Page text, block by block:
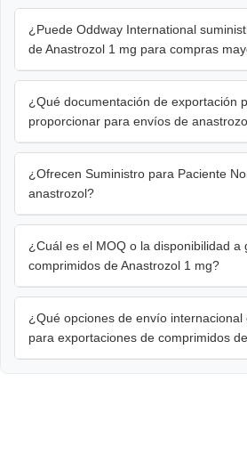
¿Puede Oddway International
de Anastrozol 1 mg para compras
¿Qué documentación de exportación
proporcionar para envíos de
¿Ofrecen Suministro para Paciente
anastrozol?
¿Cuál es el MOQ o la disponibilidad a
comprimidos de Anastrozol 1 mg?
¿Qué opciones de envío internacional
para exportaciones de comprimidos